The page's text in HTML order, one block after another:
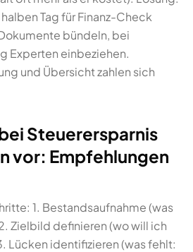
Tag für Finanz-Check
bündeln, bei
Experten einbeziehen.
und Übersicht zahlen sich
Steuerersparnis
vor: Empfehlungen
1. Bestandsaufnahme (was
Zielbild definieren (wo will ich
Lücken identifizieren (was fehlt: